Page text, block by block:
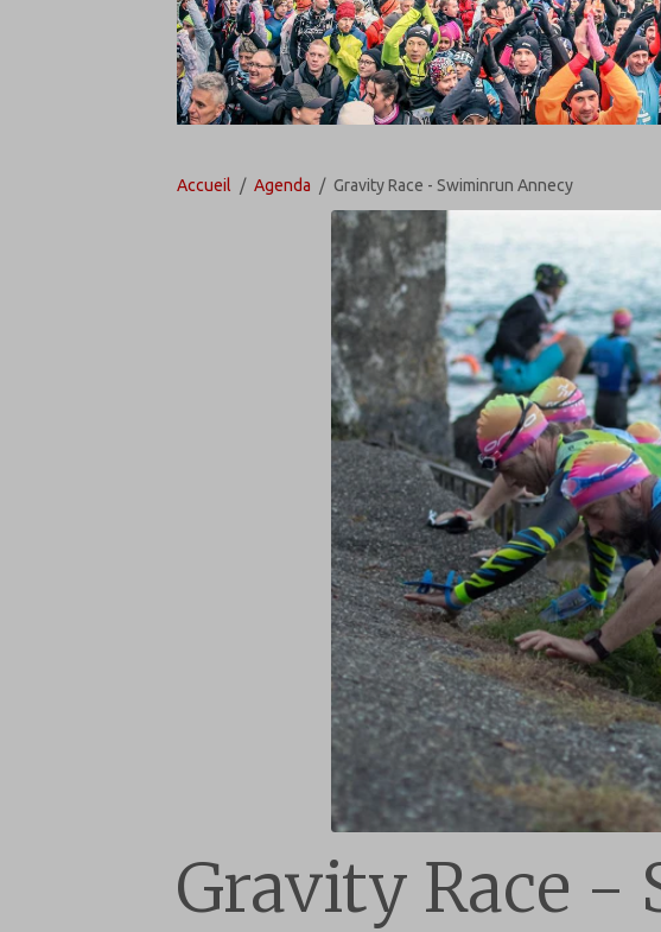
Accueil Agenda Gravity Race - Swiminrun Annecy
Gravity Race